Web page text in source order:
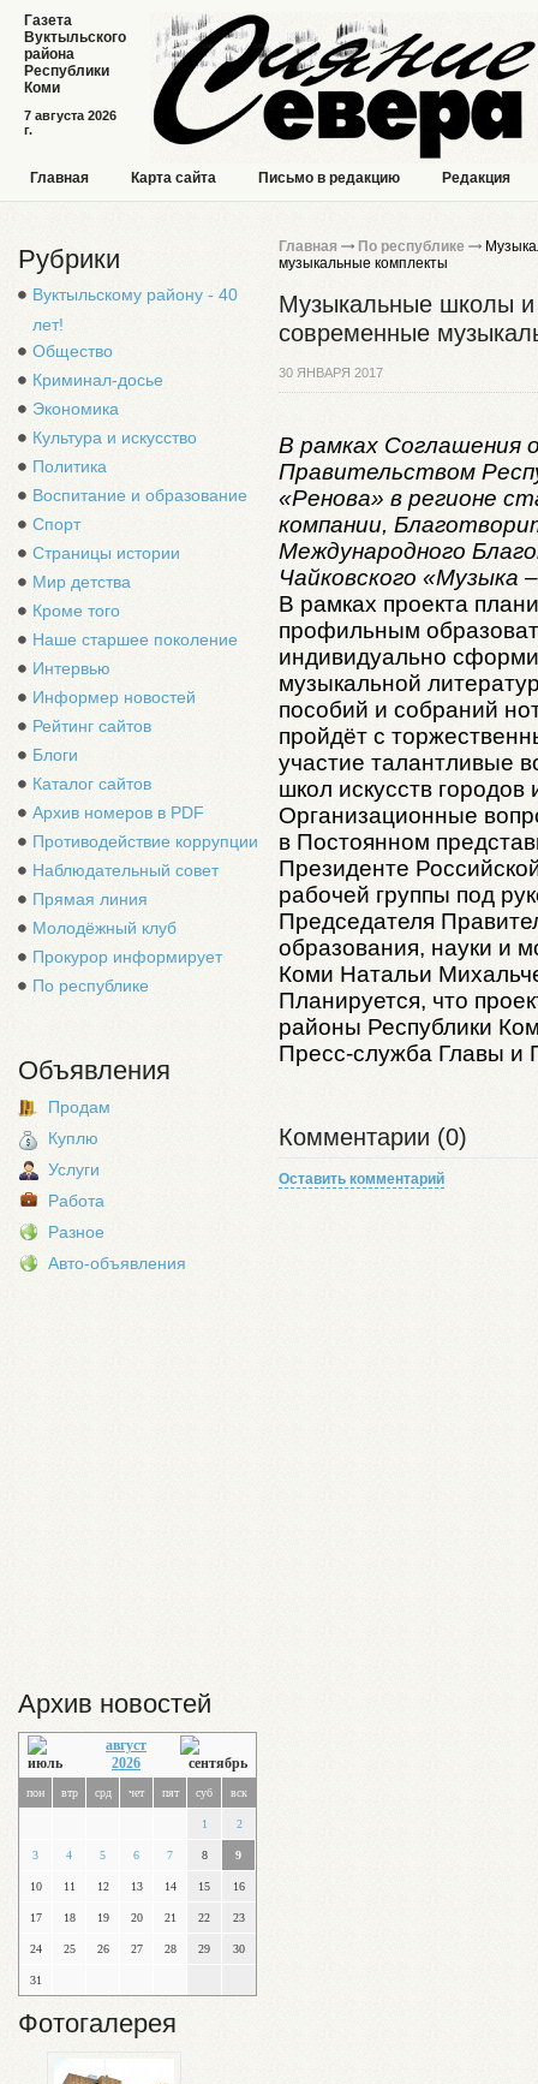
7 августа 2026
г.
Газета
Вуктыльского
района
Республики
Коми
Главная Карта сайта Письмо в редакцию Редакция
Рубрики
Вуктыльскому району - 40
лет!
Общество
Криминал-досье
Экономика
Культура и искусство
Политика
Воспитание и образование
Спорт
Страницы истории
Мир детства
Кроме того
Наше старшее поколение
Интервью
Информер новостей
Рейтинг сайтов
Блоги
Каталог сайтов
Архив номеров в PDF
Противодействие коррупции
Наблюдательный совет
Прямая линия
Молодёжный клуб
Прокурор информирует
По республике
Объявления
Продам
Куплю
Услуги
Работа
Разное
Авто-объявления
Архив новостей
август
2026
пон втр срд чет пят суб вск
1 2
3 4 5 6 7 8 9
10 11 12 13 14 15 16
17 18 19 20 21 22 23
24 25 26 27 28 29 30
31
Фотогалерея
Главная По республике
музыкальные комплекты
Музыкальные школы и
современные
30 ЯНВАРЯ 2017
В рамках Соглашения
Правительством
«Ренова» в регионе
компании,
Международного
Чайковского «Музыка
В рамках проекта
профильным
индивидуально
музыкальной
пособий и собраний
пройдёт с
участие талантливые
школ искусств городов
Организационные
в Постоянном
Президенте
рабочей группы под
Председателя
образования, науки и
Коми Натальи
Планируется, что
районы Республики
Пресс-служба Главы и
Комментарии (0)
Оставить комментарий